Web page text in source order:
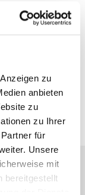
zu
anbieten
zu
zu Ihrer
für
Unsere
mit
bereitgestellt